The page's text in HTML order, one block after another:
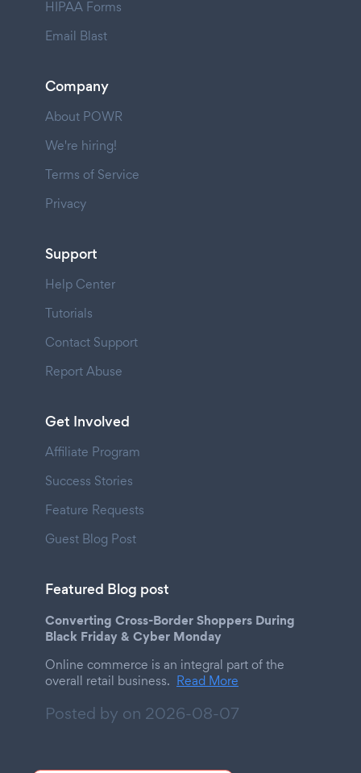
HIPAA Forms
Email Blast
Company
About POWR
We're hiring!
Terms of Service
Privacy
Support
Help Center
Tutorials
Contact Support
Report Abuse
Get Involved
Affiliate Program
Success Stories
Feature Requests
Guest Blog Post
Featured Blog post
Converting Cross-Border Shoppers During
Black Friday & Cyber Monday
Online commerce is an integral part of the
overall retail business. Read More
Posted by on 2026-08-07